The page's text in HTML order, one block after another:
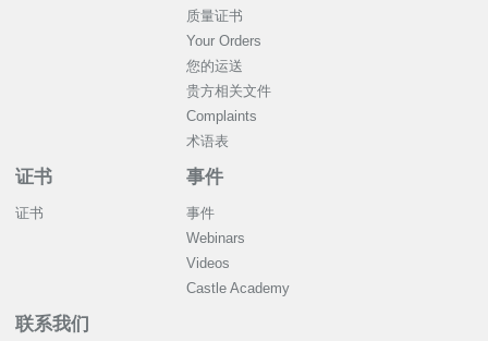
质量证书
Your Orders
您的运送
贵方相关文件
Complaints
术语表
证书
证书
事件
事件
Webinars
Videos
Castle Academy
联系我们